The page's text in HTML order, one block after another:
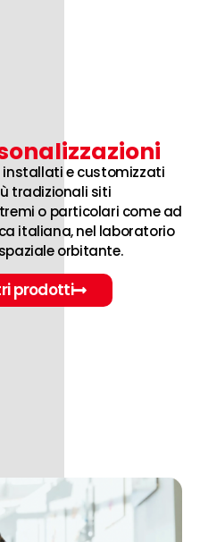
installati e customizzati
tradizionali siti
o particolari come ad
italiana, nel laboratorio
orbitante.
prodotti